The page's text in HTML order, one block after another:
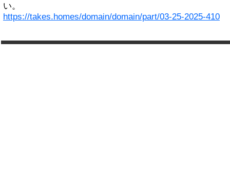
い。
https://takes.homes/domain/domain/part/03-25-2025-410